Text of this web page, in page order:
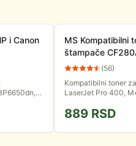
i Canon
MS Kompatibilni
štampače
(56)
Kompatibilni toner
LaserJet Pro 400,
je 2700 stranica.
889 RSD